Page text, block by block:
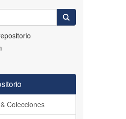
Colecciones